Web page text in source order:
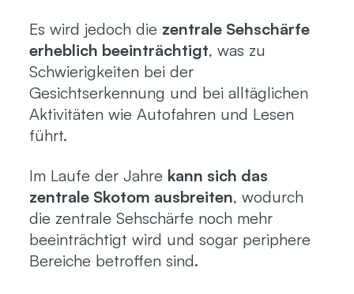
Es wird jedoch die zentrale Sehschärfe
erheblich beeinträchtigt, was zu
Schwierigkeiten bei der
Gesichtserkennung und bei alltäglichen
Aktivitäten wie Autofahren und Lesen
führt.
Im Laufe der Jahre kann sich das
zentrale Skotom ausbreiten, wodurch
die zentrale Sehschärfe noch mehr
beeinträchtigt wird und sogar periphere
Bereiche betroffen sind.